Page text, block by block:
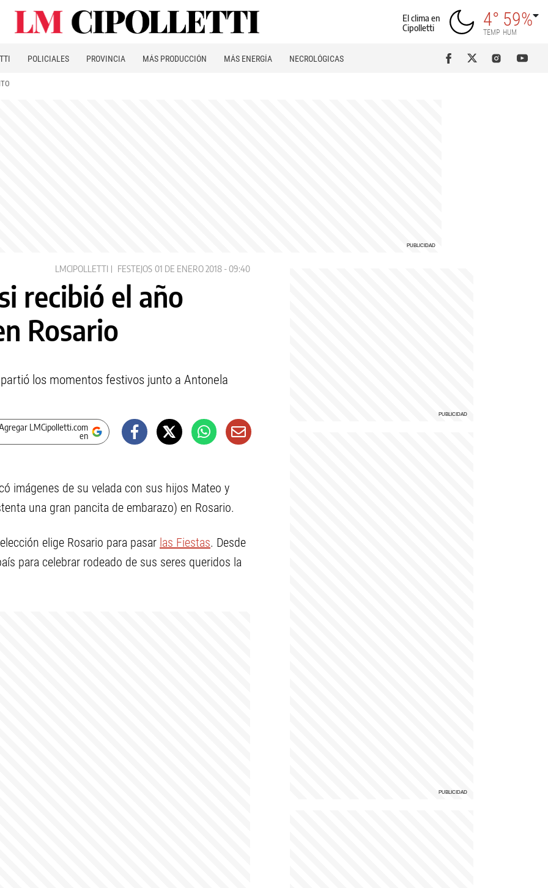
El clima en
Cipolletti
4°
TEMP
59%
HUM
POLICIALES PROVINCIA MÁS PRODUCCIÓN MÁS ENERGÍA NECROLÓGICAS
LMCIPOLLETTI FESTEJOS 01 DE ENERO 2018 - 09:40
recibió el año
Rosario
los momentos festivos junto a Antonela
LMCipolletti.com
en
imágenes de su velada con sus hijos Mateo y
una gran pancita de embarazo) en Rosario.
elige Rosario para pasar las Fiestas. Desde
para celebrar rodeado de sus seres queridos la